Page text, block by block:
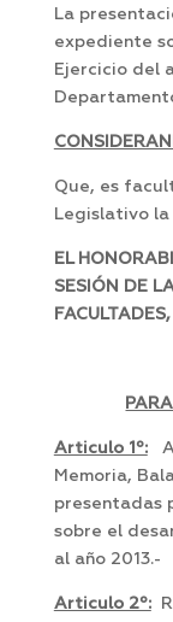
La
expediente
Ejercicio del
Que, es
Legislativo la
EL
SESIÓN DE
Articulo 1º:
Memoria,
presentadas
sobre el
al año 2013.-
Articulo 2º: